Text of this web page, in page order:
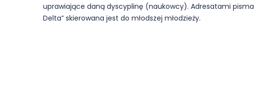
uprawiające daną dyscyplinę (naukowcy). Adresatami pisma
Delta” skierowana jest do młodszej młodzieży.